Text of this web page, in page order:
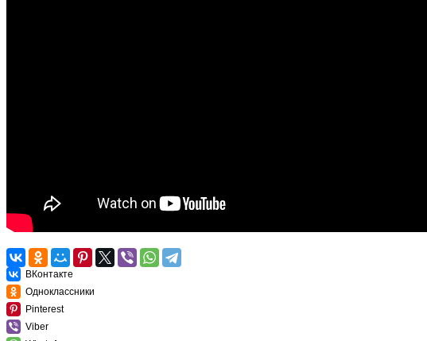
ВКонтакте
Одноклассники
Pinterest
Viber